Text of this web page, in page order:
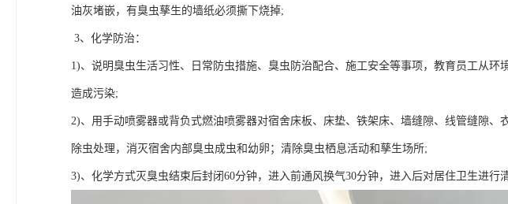
油灰堵嵌，有臭虫孳生的墙纸必须撕下烧掉;
3、化学防治：
1)、说明臭虫生活习性、日常防虫措施、臭虫防治配合、施工安全等事项，教育员工从环
造成污染;
2)、用手动喷雾器或背负式燃油喷雾器对宿舍床板、床垫、铁架床、墙缝隙、线管缝隙、
除虫处理，消灭宿舍内部臭虫成虫和幼卵；清除臭虫栖息活动和孳生场所;
3)、化学方式灭臭虫结束后封闭60分钟，进入前通风换气30分钟，进入后对居住卫生进行清